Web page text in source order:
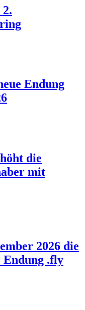
Endung
die
mit
2026 die
Endung .fly